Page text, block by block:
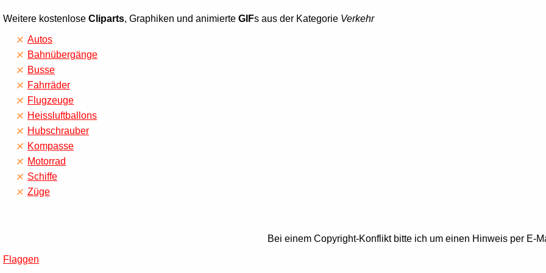
Weitere kostenlose Cliparts, Graphiken und animierte GIFs aus der Kategorie Verkehr
Autos
Bahnübergänge
Busse
Fahrräder
Flugzeuge
Heissluftballons
Hubschrauber
Kompasse
Motorrad
Schiffe
Züge
Bei einem Copyright-Konflikt bitte ich um einen Hinweis per E-
Flaggen